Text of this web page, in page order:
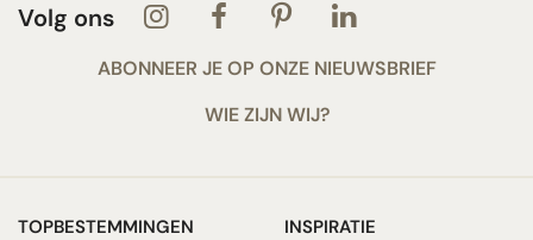
Volg ons
ABONNEER JE OP ONZE NIEUWSBRIEF
WIE ZIJN WIJ?
TOPBESTEMMINGEN
INSPIRATIE